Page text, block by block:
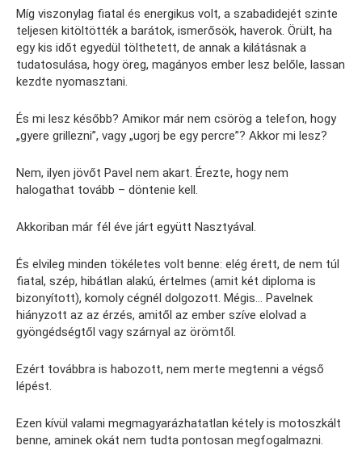
Míg viszonylag fiatal és energikus volt, a szabadidejét szinte
teljesen kitöltötték a barátok, ismerősök, haverok. Örült, ha
egy kis időt egyedül tölthetett, de annak a kilátásnak a
tudatosulása, hogy öreg, magányos ember lesz belőle, lassan
kezdte nyomasztani.
És mi lesz később? Amikor már nem csörög a telefon, hogy
„gyere grillezni”, vagy „ugorj be egy percre”? Akkor mi lesz?
Nem, ilyen jövőt Pavel nem akart. Érezte, hogy nem
halogathat tovább – döntenie kell.
Akkoriban már fél éve járt együtt Nasztyával.
És elvileg minden tökéletes volt benne: elég érett, de nem túl
fiatal, szép, hibátlan alakú, értelmes (amit két diploma is
bizonyított), komoly cégnél dolgozott. Mégis… Pavelnek
hiányzott az az érzés, amitől az ember szíve elolvad a
gyöngédségtől vagy szárnyal az örömtől.
Ezért továbbra is habozott, nem merte megtenni a végső
lépést.
Ezen kívül valami megmagyarázhatatlan kétely is motoszkált
benne, aminek okát nem tudta pontosan megfogalmazni.